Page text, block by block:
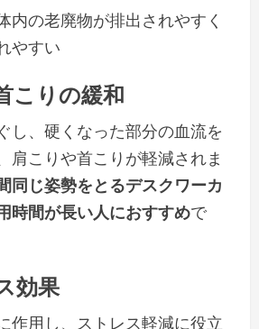
内の老廃物が排出されやすく
やすい
こりの緩和
し、硬くなった部分の血流を
肩こりや首こりが軽減されま
同じ姿勢をとるデスクワーカ
時間が長い人におすすめで
効果
作用し、ストレス軽減に役立